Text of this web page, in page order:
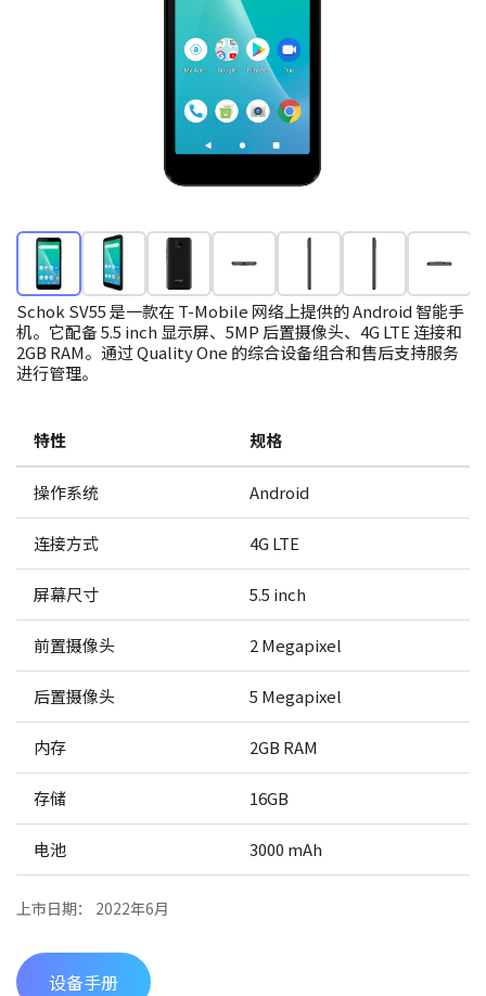
Schok SV55 是一款在 T-Mobile 网络上提供的 Android 智能手
机。它配备 5.5 inch 显示屏、5MP 后置摄像头、4G LTE 连接和
2GB RAM。通过 Quality One 的综合设备组合和售后支持服务
进行管理。
特性 规格
操作系统 Android
连接方式 4G LTE
屏幕尺寸 5.5 inch
前置摄像头 2 Megapixel
后置摄像头 5 Megapixel
内存 2GB RAM
存储 16GB
电池 3000 mAh
上市日期： 2022年6月
设备手册